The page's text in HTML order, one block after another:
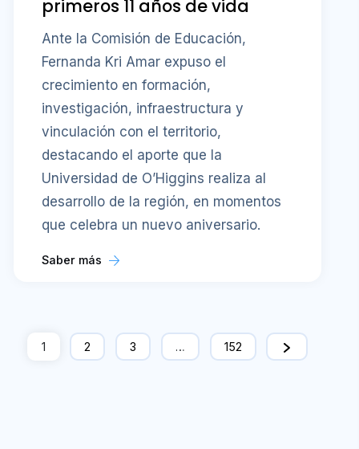
primeros 11 años de vida
Ante la Comisión de Educación,
Fernanda Kri Amar expuso el
crecimiento en formación,
investigación, infraestructura y
vinculación con el territorio,
destacando el aporte que la
Universidad de O’Higgins realiza al
desarrollo de la región, en momentos
que celebra un nuevo aniversario.
Saber más
1 2 3 … 152